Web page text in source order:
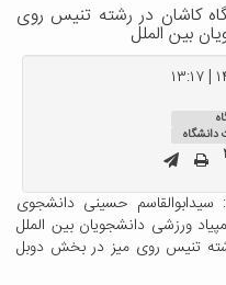
کاشان در رشته تنیس روی
بین الملل
دانشگاه
حسینی دانشجوی
ورزشی دانشجویان بین الملل
تنیس روی میز در بخش دوبل